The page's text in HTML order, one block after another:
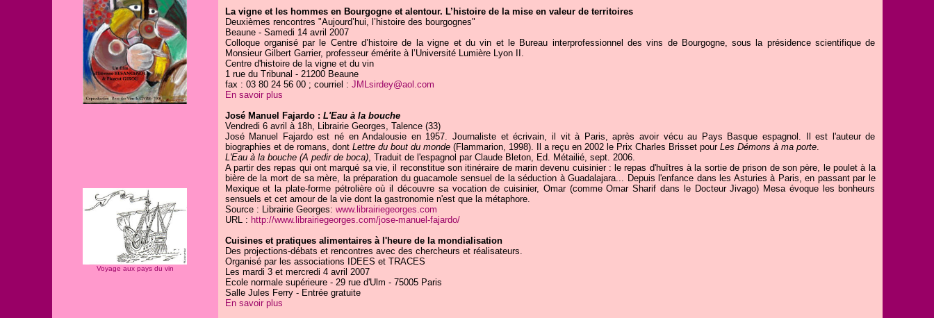
Voyage aux pays du vin
La vigne et les hommes en Bourgogne et alentour. L’histoire de la mise en valeur de territoires
Deuxièmes rencontres "Aujourd’hui, l’histoire des bourgognes"
Beaune - Samedi 14 avril 2007
Colloque organisé par le Centre d’histoire de la vigne et du vin et le Bureau interprofessionnel des vins de Bourgogne, sous la présidence scientifique de
Monsieur Gilbert Garrier, professeur émérite à l’Université Lumière Lyon II.
Centre d'histoire de la vigne et du vin
1 rue du Tribunal - 21200 Beaune
fax : 03 80 24 56 00 ; courriel : JMLsirdey@aol.com
En savoir plus
José Manuel Fajardo : L'Eau à la bouche
Vendredi 6 avril à 18h, Librairie Georges, Talence (33)
José Manuel Fajardo est né en Andalousie en 1957. Journaliste et écrivain, il vit à Paris, après avoir vécu au Pays Basque espagnol. Il est l'auteur de
biographies et de romans, dont Lettre du bout du monde(Flammarion, 1998). Il a reçu en 2002 le Prix Charles Brisset pour Les Démons à ma porte.
L'Eau à la bouche (A pedir de boca), Traduit de l'espagnol par Claude Bleton, Ed. Métailié, sept. 2006.
A partir des repas qui ont marqué sa vie, il reconstitue son itinéraire de marin devenu cuisinier : le repas d'huîtres à la sortie de prison de son père, le poulet à la
bière de la mort de sa mère, la préparation du guacamole sensuel de la séduction à Guadalajara... Depuis l'enfance dans les Asturies à Paris, en passant par le
Mexique et la plate-forme pétrolière où il découvre sa vocation de cuisinier, Omar (comme Omar Sharif dans le Docteur Jivago) Mesa évoque les bonheurs
sensuels et cet amour de la vie dont la gastronomie n'est que la métaphore.
Source : Librairie Georges: www.librairiegeorges.com
URL : http://www.librairiegeorges.com/jose-manuel-fajardo/
Cuisines et pratiques alimentaires à l'heure de la mondialisation
Des projections-débats et rencontres avec des chercheurs et réalisateurs.
Organisé par les associations IDEES et TRACES
Les mardi 3 et mercredi 4 avril 2007
Ecole normale supérieure - 29 rue d'Ulm - 75005 Paris
Salle Jules Ferry - Entrée gratuite
En savoir plus